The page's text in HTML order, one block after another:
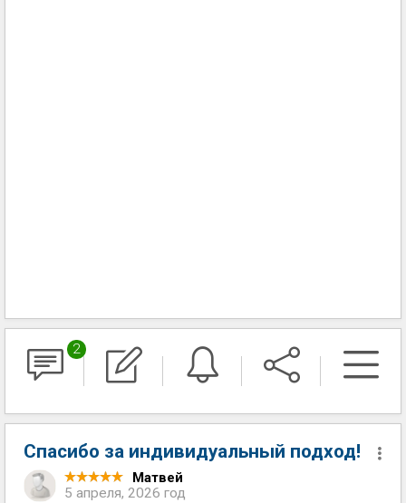
2
Спасибо за индивидуальный подход!
Матвей
5 апреля, 2026 год